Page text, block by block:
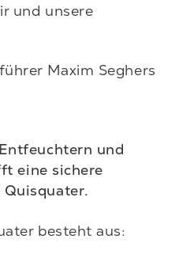
und unsere
Maxim Seghers
und
eine sichere